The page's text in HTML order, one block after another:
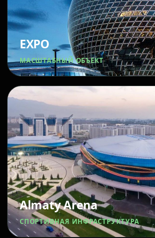
EXPO
МАСШТАБНЫЙ ОБЪЕКТ
Almaty Arena
СПОРТИВНАЯ ИНФРАСТРУКТУРА